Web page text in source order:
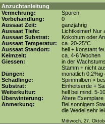
Anzuchtanleitung
Vermehrung:
Sporen
Vorbehandlung:
0
Aussaat Zeit:
ganzjährig
Aussaat Tiefe:
Lichtkeimer! Nur
Aussaat Substrat:
Kokohum oder
Aussaat Temperatur:
ca. 20-25°C
Aussaat Standort:
hell + konstant
Keimzeit:
ca. 4-6 Wochen
Giessen:
in der
Stamm + nicht
Düngen:
monatlich
Schädlinge:
Spinnmilben >
Substrat:
Einheitserde +
Weiterkultur:
hell bei mind. 5-
Überwinterung:
Ältere
Anmerkung:
Bei sonnigem
die Wedel sehr
Mittwoch, 27.